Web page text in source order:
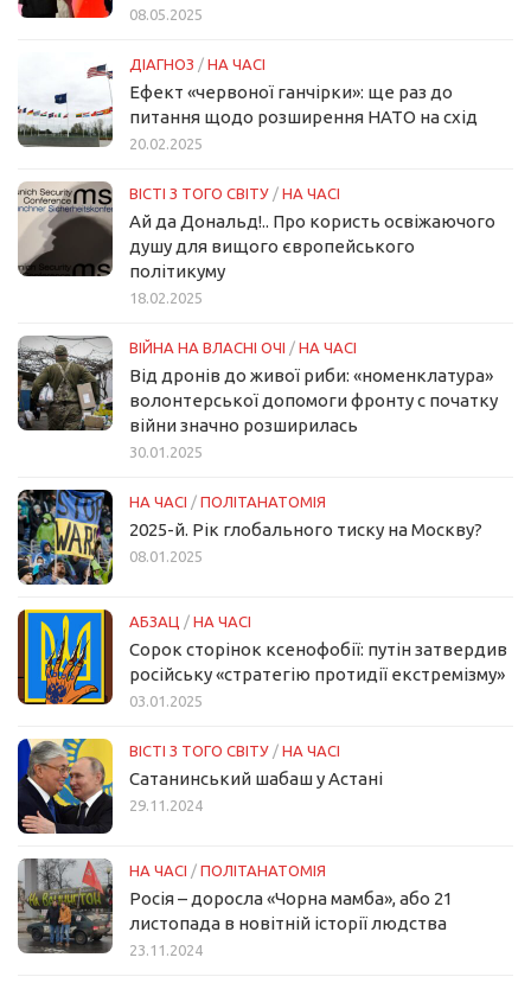
08.05.2025
ДІАГНОЗ / НА ЧАСІ
Ефект «червоної ганчірки»: ще раз до
питання щодо розширення НАТО на схід
20.02.2025
ВІСТІ З ТОГО СВІТУ / НА ЧАСІ
Ай да Дональд!.. Про користь освіжаючого
душу для вищого європейського
політикуму
18.02.2025
ВІЙНА НА ВЛАСНІ ОЧІ / НА ЧАСІ
Від дронів до живої риби: «номенклатура»
волонтерської допомоги фронту с початку
війни значно розширилась
30.01.2025
НА ЧАСІ / ПОЛІТАНАТОМІЯ
2025-й. Рік глобального тиску на Москву?
08.01.2025
АБЗАЦ / НА ЧАСІ
Сорок сторінок ксенофобії: путін затвердив
російську «стратегію протидії екстремізму»
03.01.2025
ВІСТІ З ТОГО СВІТУ / НА ЧАСІ
Сатанинський шабаш у Астані
29.11.2024
НА ЧАСІ / ПОЛІТАНАТОМІЯ
Росія – доросла «Чорна мамба», або 21
листопада в новітній історії людства
23.11.2024